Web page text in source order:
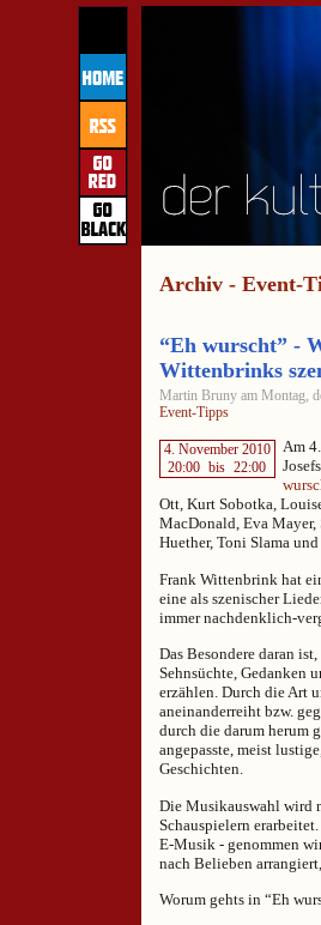
Archiv - Event-
“Eh wurscht” -
Wittenbrinks
Martin Bruny am Montag,
Event-Tipps
4. November 2010
20:00 bis 22:00
Am
Ott, Kurt Sobotka,
MacDonald, Eva
Huether, Toni Slama
Frank Wittenbrink hat
eine als szenischer
immer nachdenklich-
Das Besondere daran
Sehnsüchte, Gedanken
erzählen. Durch die Art
aneinanderreiht bzw.
durch die darum herum
angepasste, meist
Geschichten.
Die Musikauswahl wird
Schauspielern
E-Musik - genommen
nach Belieben
Worum gehts in “Eh